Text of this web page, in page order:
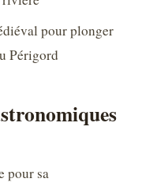
pour plonger
Périgord
pour sa